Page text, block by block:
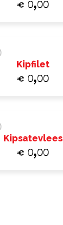
€ 0,00
Kipfilet
€ 0,00
Kipsatevlees
€ 0,00